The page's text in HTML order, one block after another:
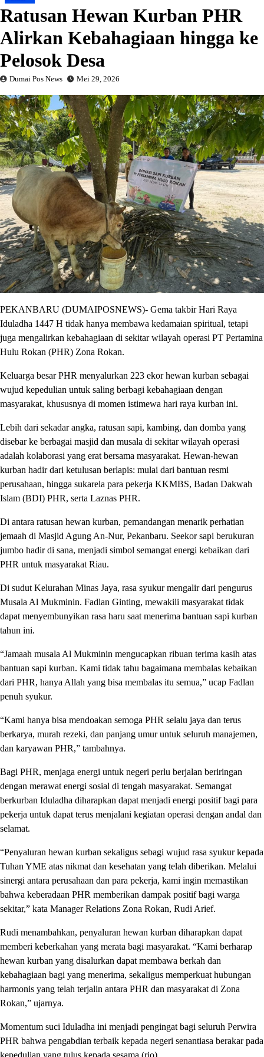
Ratusan Hewan Kurban PHR
Alirkan Kebahagiaan hingga ke
Pelosok Desa
Dumai Pos News Mei 29, 2026
PEKANBARU (DUMAIPOSNEWS)- Gema takbir Hari Raya
Iduladha 1447 H tidak hanya membawa kedamaian spiritual, tetapi
juga mengalirkan kebahagiaan di sekitar wilayah operasi PT Pertamina
Hulu Rokan (PHR) Zona Rokan.
Keluarga besar PHR menyalurkan 223 ekor hewan kurban sebagai
wujud kepedulian untuk saling berbagi kebahagiaan dengan
masyarakat, khususnya di momen istimewa hari raya kurban ini.
Lebih dari sekadar angka, ratusan sapi, kambing, dan domba yang
disebar ke berbagai masjid dan musala di sekitar wilayah operasi
adalah kolaborasi yang erat bersama masyarakat. Hewan-hewan
kurban hadir dari ketulusan berlapis: mulai dari bantuan resmi
perusahaan, hingga sukarela para pekerja KKMBS, Badan Dakwah
Islam (BDI) PHR, serta Laznas PHR.
Di antara ratusan hewan kurban, pemandangan menarik perhatian
jemaah di Masjid Agung An-Nur, Pekanbaru. Seekor sapi berukuran
jumbo hadir di sana, menjadi simbol semangat energi kebaikan dari
PHR untuk masyarakat Riau.
Di sudut Kelurahan Minas Jaya, rasa syukur mengalir dari pengurus
Musala Al Mukminin. Fadlan Ginting, mewakili masyarakat tidak
dapat menyembunyikan rasa haru saat menerima bantuan sapi kurban
tahun ini.
“Jamaah musala Al Mukminin mengucapkan ribuan terima kasih atas
bantuan sapi kurban. Kami tidak tahu bagaimana membalas kebaikan
dari PHR, hanya Allah yang bisa membalas itu semua,” ucap Fadlan
penuh syukur.
“Kami hanya bisa mendoakan semoga PHR selalu jaya dan terus
berkarya, murah rezeki, dan panjang umur untuk seluruh manajemen,
dan karyawan PHR,” tambahnya.
Bagi PHR, menjaga energi untuk negeri perlu berjalan beriringan
dengan merawat energi sosial di tengah masyarakat. Semangat
berkurban Iduladha diharapkan dapat menjadi energi positif bagi para
pekerja untuk dapat terus menjalani kegiatan operasi dengan andal dan
selamat.
“Penyaluran hewan kurban sekaligus sebagi wujud rasa syukur kepada
Tuhan YME atas nikmat dan kesehatan yang telah diberikan. Melalui
sinergi antara perusahaan dan para pekerja, kami ingin memastikan
bahwa keberadaan PHR memberikan dampak positif bagi warga
sekitar,” kata Manager Relations Zona Rokan, Rudi Arief.
Rudi menambahkan, penyaluran hewan kurban diharapkan dapat
memberi keberkahan yang merata bagi masyarakat. “Kami berharap
hewan kurban yang disalurkan dapat membawa berkah dan
kebahagiaan bagi yang menerima, sekaligus memperkuat hubungan
harmonis yang telah terjalin antara PHR dan masyarakat di Zona
Rokan,” ujarnya.
Momentum suci Iduladha ini menjadi pengingat bagi seluruh Perwira
PHR bahwa pengabdian terbaik kepada negeri senantiasa berakar pada